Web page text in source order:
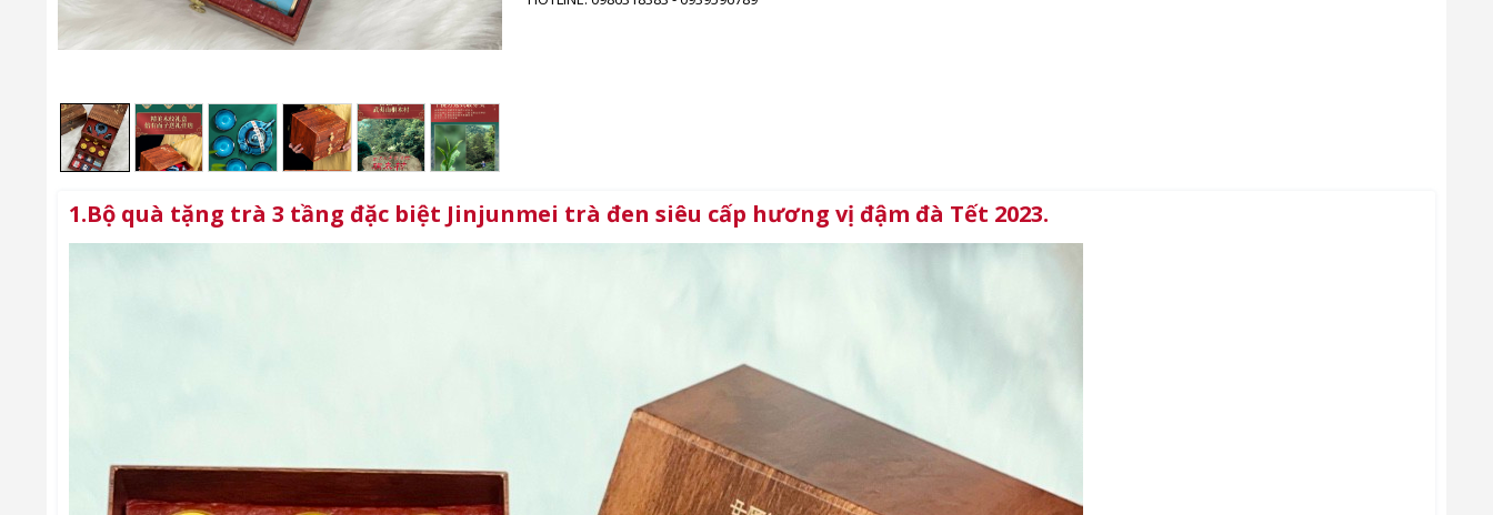
1.Bộ quà tặng trà 3 tầng đặc biệt Jinjunmei trà đen siêu cấp hương vị đậm đà Tết 2023.